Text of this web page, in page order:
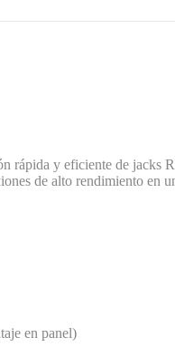
rápida y eficiente de jacks
de alto rendimiento en
en panel)